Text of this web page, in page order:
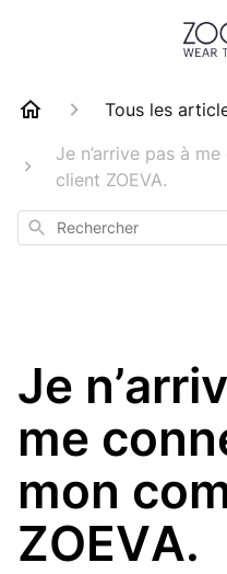
Tous les
Je n’arrive pas à
client ZOEVA.
Rechercher
Je
me
mon
ZOEVA.